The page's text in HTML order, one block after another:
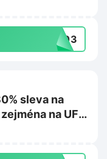
HC03
sleva na
na UFO